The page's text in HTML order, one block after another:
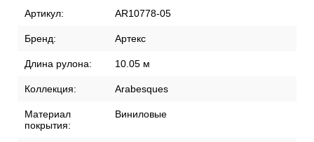
Артикул: AR10778-05
Бренд: Артекс
Длина рулона: 10.05 м
Коллекция: Arabesques
Материал
покрытия:
Виниловые